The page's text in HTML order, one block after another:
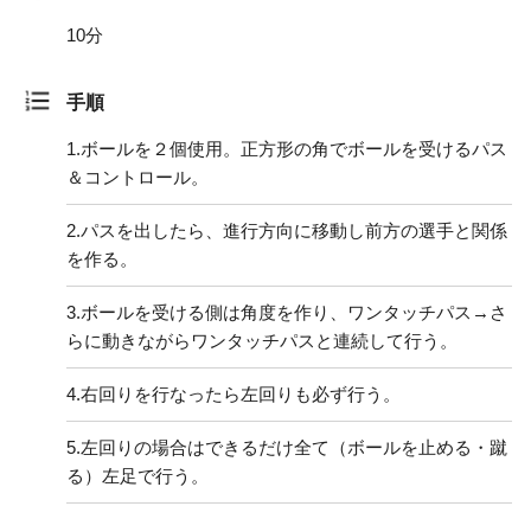
10分
手順
1.ボールを２個使用。正方形の角でボールを受けるパス
＆コントロール。
2.パスを出したら、進行方向に移動し前方の選手と関係
を作る。
3.ボールを受ける側は角度を作り、ワンタッチパス→さ
らに動きながらワンタッチパスと連続して行う。
4.右回りを行なったら左回りも必ず行う。
5.左回りの場合はできるだけ全て（ボールを止める・蹴
る）左足で行う。